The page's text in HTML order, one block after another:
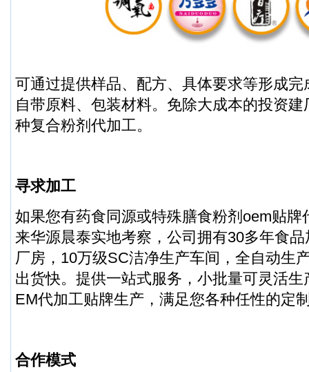
可通过提供样品、配方、具体要求等形成
自带原料、包装材料。免除大成本的投资
种复合粉剂代加工。
寻求加工
如果您有药食同源或特殊膳食粉剂oem贴牌
来华源晨泰实地考察，公司拥有30多年食
厂房，10万级SC洁净生产车间，全自动生
出货快。提供一站式服务，小批量可灵活
EM代加工贴牌生产，满足您各种任性的定
合作模式